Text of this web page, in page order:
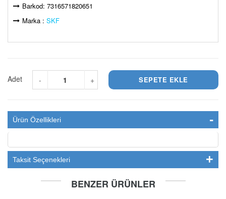
Barkod: 7316571820651
Marka : SKF
Adet +
-
Ürün Özellikleri
Taksit Seçenekleri
BENZER ÜRÜNLER